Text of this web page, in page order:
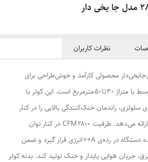
نظرات کاربران
سلولزی ۲۸۰۰ مدل جایخی‌دار محصولی کارآمد و خوش‌طراحی برای
خنک‌سازی محیط‌های متوسط با متراژ ۳۰ تا ۵۰ مترمربع است. این کولر با
سلولزی، راندمان خنک‌کنندگی بالایی را در کنار
مصرف انرژی بسیار پایین ارائه می‌دهد. ظرفیت ۲۸۰۰ CFM در کنار توان
مصرفی ۸۰ وات موجب شده دستگاه در رده‌ی A++ انرژی قرار گیرد و ضمن
جریان هوایی پایدار و خنک تولید کند. بدنه کولر